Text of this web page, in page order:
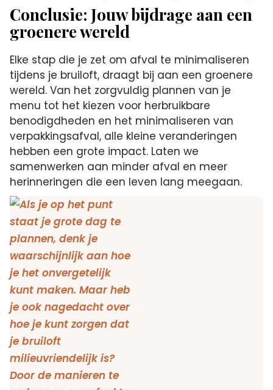
Conclusie: Jouw bijdrage aan een
groenere wereld
Elke stap die je zet om afval te minimaliseren
tijdens je bruiloft, draagt bij aan een groenere
wereld. Van het zorgvuldig plannen van je
menu tot het kiezen voor herbruikbare
benodigdheden en het minimaliseren van
verpakkingsafval, alle kleine veranderingen
hebben een grote impact. Laten we
samenwerken aan minder afval en meer
herinneringen die een leven lang meegaan.